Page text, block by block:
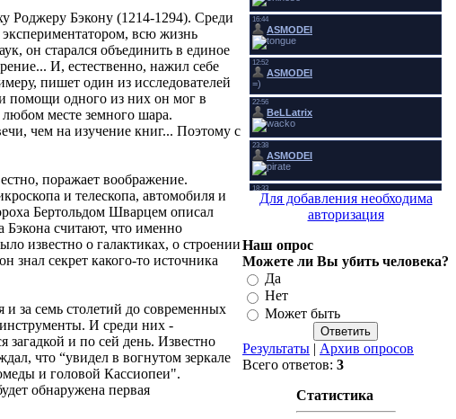
Роджеру Бэкону (1214-1294). Среди
всю жизнь
он старался объединить в единое
И, естественно, нажил себе
пишет один из исследователей
помощи одного из них он мог в
месте земного шара.
чем на изучение книг... Поэтому с
поражает воображение.
и телескопа, автомобиля и
Бертольдом Шварцем описал
Бэкона считают, что именно
известно о галактиках, о строении
знал секрет какого-то источника
за семь столетий до современных
И среди них -
загадкой и по сей день. Известно
что “увидел в вогнутом зеркале
и головой Кассиопеи".
обнаружена первая
Для добавления необходима
авторизация
Наш опрос
Можете ли Вы убить человека?
Да
Нет
Может быть
Результаты | Архив опросов
Всего ответов: 3
Статистика